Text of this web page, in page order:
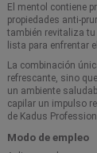
El mentol contiene
propiedades anti-
también revitaliza
lista para enfrentar
La combinación
refrescante, sino
un ambiente
capilar un impulso
de Kadus
Modo de empleo